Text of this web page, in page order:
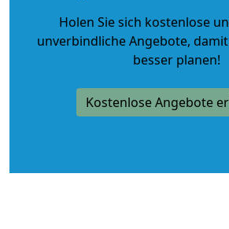
Holen Sie sich kostenlose
unverbindliche Angebote,
besser planen!
Kostenlose Angebote